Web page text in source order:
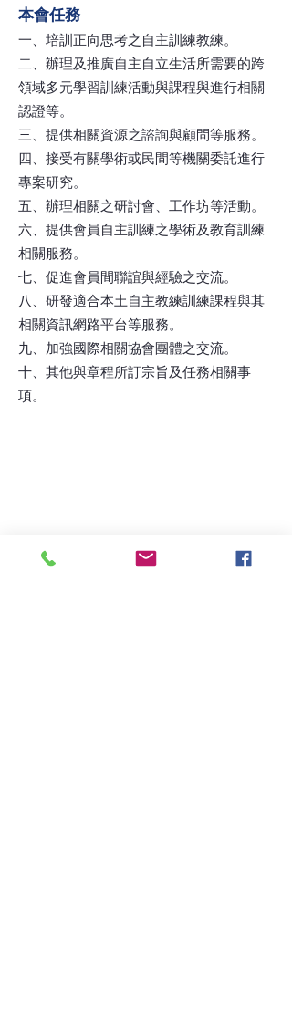
本會任務
一、培訓正向思考之自主訓練教練。
二、辦理及推廣自主自立生活所需要的跨
領域多元學習訓練活動與課程與進行相關
認證等。
三、提供相關資源之諮詢與顧問等服務。
四、接受有關學術或民間等機關委託進行
專案研究。
五、辦理相關之研討會、工作坊等活動。
六、提供會員自主訓練之學術及教育訓練
相關服務。
七、促進會員間聯誼與經驗之交流。
八、研發適合本土自主教練訓練課程與其
相關資訊網路平台等服務。
九、加強國際相關協會團體之交流。
十、其他與章程所訂宗旨及任務相關事
項。